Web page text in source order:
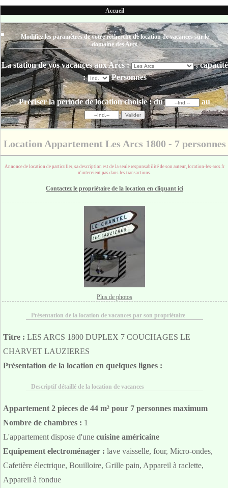
Accueil
Modifiez les paramètres de votre recherche de location de vacances sur le
domaine des Arcs
La station de vos vacances aux Arcs :
, capacité
:
Personnes
Préciser la periode de location choisie : du au
Location Appartement Les Arcs 1800 - 7 personnes
Annonce de location de particulier, sa description est de la seule responsabilité de son auteur, location-les-arcs.fr
n'intervient pas dans les transactions.
Contactez le propriétaire de la location en cliquant ici
Plus de photos
Présentation de la location de vacances par son propriétaire
Titre : LES ARCS 1800 DUPLEX 7 COUCHAGES LE
CHARVET LAUZIERES
Présentation de la location en quelques lignes :
Descriptif détaillé de la location de vacances
Appartement 2 pieces de 44 m² pour 7 personnes maximum
Nombre de chambres : 1
L'appartement dispose d'une cuisine américaine
Equipement electroménager : lave vaisselle, four, Micro-ondes,
Cafetière électrique, Bouilloire, Grille pain, Appareil à raclette,
Appareil à fondue